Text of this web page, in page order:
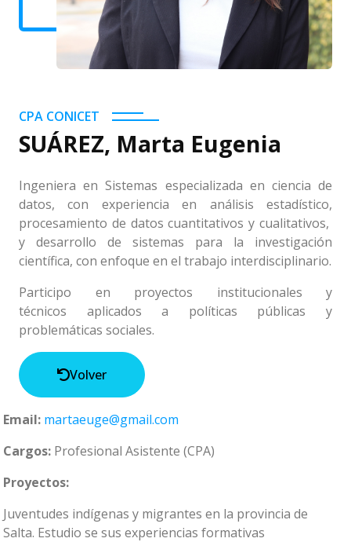
CPA CONICET
SUÁREZ, Marta Eugenia
Ingeniera en Sistemas especializada en ciencia de
datos, con experiencia en análisis estadístico,
procesamiento de datos cuantitativos y cualitativos,
y desarrollo de sistemas para la investigación
científica, con enfoque en el trabajo interdisciplinario.
Participo en proyectos institucionales y
técnicos aplicados a políticas públicas y
problemáticas sociales.
Volver
Email: martaeuge@gmail.com
Cargos: Profesional Asistente (CPA)
Proyectos:
Juventudes indígenas y migrantes en la provincia de
Salta. Estudio se sus experiencias formativas